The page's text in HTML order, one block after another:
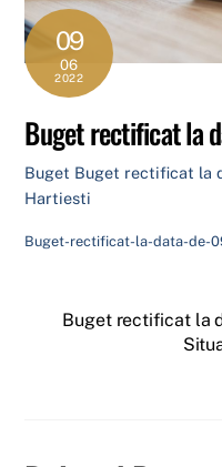
09
06
2022
Buget rectificat la
Buget Buget rectificat la
Hartiesti
Buget-rectificat-la-data-de-
Buget rectificat la